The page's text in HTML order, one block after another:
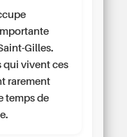
Gilles.
qui vivent ces
rarement
temps de